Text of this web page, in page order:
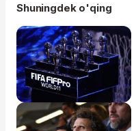
Shuningdek o'qing